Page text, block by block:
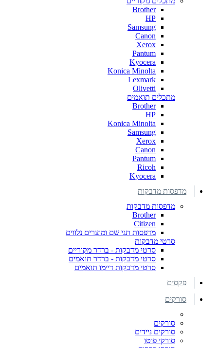
Brother
HP
Samsung
Canon
Xerox
Pantum
Kyocera
Konica Minolta
Lexmark
Olivetti
מתכלים תואמים
Brother
HP
Konica Minolta
Samsung
Xerox
Canon
Pantum
Ricoh
Kyocera
מדפסות מדבקות
מדפסות מדבקות
Brother
Citizen
מדפסות תגי שם ומוצרים נלווים
סרטי מדבקות
סרטי מדבקות - ברדר מקוריים
סרטי מדבקות - ברדר תואמים
סרטי מדבקות דיימו תואמים
פקסים
סורקים
סורקים
סורקים ניידים
סורקי פוטו